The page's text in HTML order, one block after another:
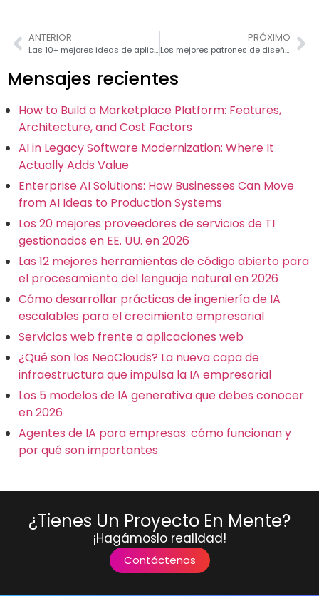
ANTERIOR
Las 10+ mejores ideas de aplicaciones web para emprendedores y pymes
PRÓXIMO
Los mejores patrones de diseño de React que debes conocer en 2026
Mensajes recientes
How to Build a Marketplace Platform: Features,
Architecture, and Cost Factors
AI in Legacy Software Modernization: Where It
Actually Adds Value
Enterprise AI Solutions: How Businesses Can Move
from AI Ideas to Production Systems
Los 20 mejores proveedores de servicios de TI
gestionados en EE. UU. en 2026
Las 12 mejores herramientas de código abierto para
el procesamiento del lenguaje natural en 2026
Cómo desarrollar prácticas de ingeniería de IA
escalables para el crecimiento empresarial
Servicios web frente a aplicaciones web
¿Qué son los NeoClouds? La nueva capa de
infraestructura que impulsa la IA empresarial
Los 5 modelos de IA generativa que debes conocer
en 2026
Agentes de IA para empresas: cómo funcionan y
por qué son importantes
¿Tienes Un Proyecto En Mente?
¡Hagámoslo realidad!
Contáctenos